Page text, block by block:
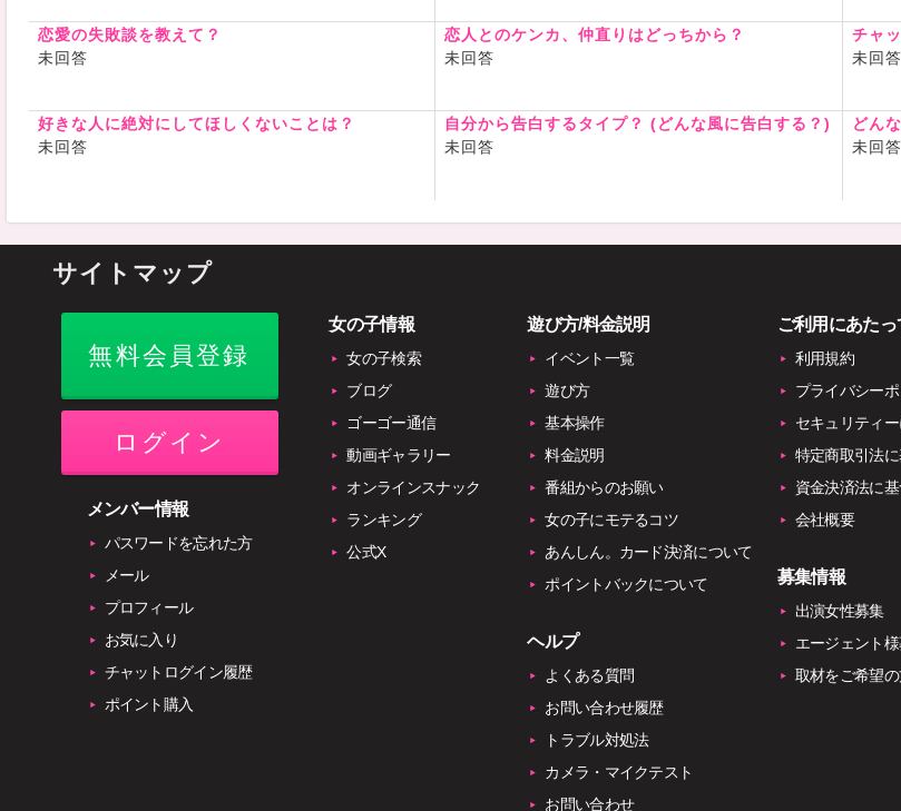
恋愛の失敗談を教えて？
未回答
恋人とのケンカ、仲直りはどっちから？
未回答
チャ
未回答
好きな人に絶対にしてほしくないことは？
未回答
自分から告白するタイプ？ (どんな風に告白する？)
未回答
どん
未回答
サイトマップ
無料会員登録
ログイン
メンバー情報
パスワードを忘れた方
メール
プロフィール
お気に入り
チャットログイン履歴
ポイント購入
女の子情報
女の子検索
ブログ
ゴーゴー通信
動画ギャラリー
オンラインスナック
ランキング
公式X
遊び方/料金説明
イベント一覧
遊び方
基本操作
料金説明
番組からのお願い
女の子にモテるコツ
あんしん。カード決済について
ポイントバックについて
ヘルプ
よくある質問
お問い合わせ履歴
トラブル対処法
カメラ・マイクテスト
お問い合わせ
ご利用にあたっ
利用規約
プライバシー
セキュリティ
特定商取引法
資金決済法に
会社概要
募集情報
出演女性募集
エージェント
取材をご希望